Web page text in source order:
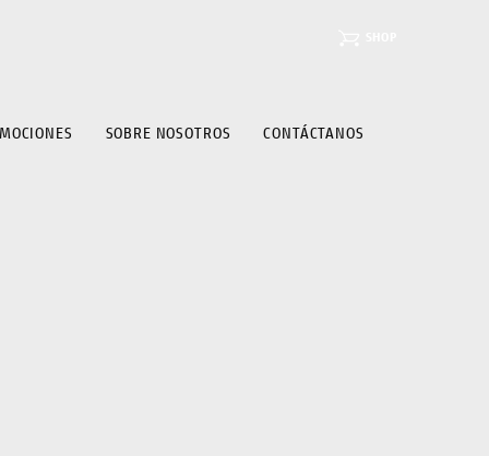
SOBRE NOSOTROS CONTÁCTANOS